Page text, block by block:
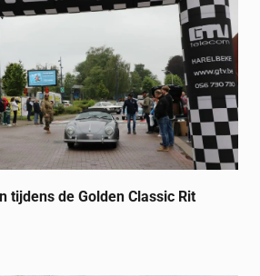
tijdens de Golden Classic Rit